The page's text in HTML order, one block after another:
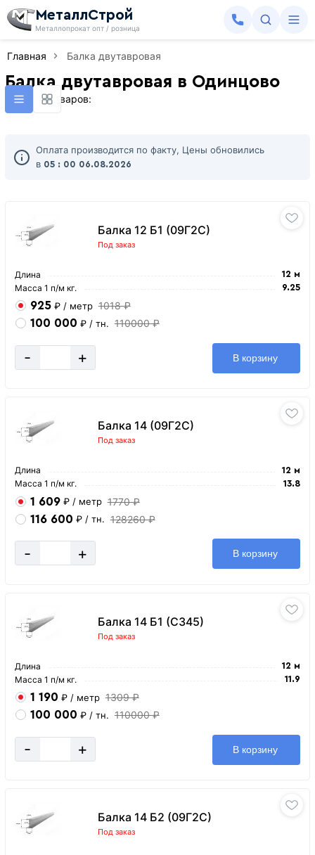
МеталлСтрой
Металлопрокат опт / розница
Главная Балка двутавровая
Балка двутавровая в Одинцово
Найдено товаров:
Оплата производится по факту, Цены обновились
в 05 : 00 06.08.2026
Балка 12 Б1 (09Г2С)
Под заказ
Длина 12 м
Масса 1 п/м кг. 9.25
925 ₽ / метр 1018 ₽
100 000 ₽ / тн. 110000 ₽
- + В корзину
Балка 14 (09Г2С)
Под заказ
Длина 12 м
Масса 1 п/м кг. 13.8
1 609 ₽ / метр 1770 ₽
116 600 ₽ / тн. 128260 ₽
- + В корзину
Балка 14 Б1 (С345)
Под заказ
Длина 12 м
Масса 1 п/м кг. 11.9
1 190 ₽ / метр 1309 ₽
100 000 ₽ / тн. 110000 ₽
- + В корзину
Балка 14 Б2 (09Г2С)
Под заказ